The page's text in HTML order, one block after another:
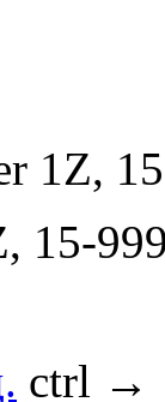
1Z,
15-
ctrl →